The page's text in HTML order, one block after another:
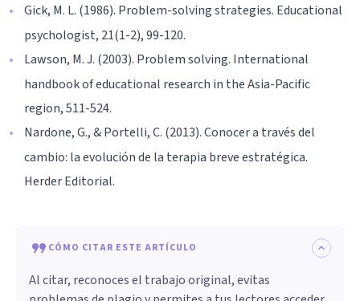
Gick, M. L. (1986). Problem-solving strategies. Educational
psychologist, 21(1-2), 99-120.
Lawson, M. J. (2003). Problem solving. International
handbook of educational research in the Asia-Pacific
region, 511-524.
Nardone, G., & Portelli, C. (2013). Conocer a través del
cambio: la evolución de la terapia breve estratégica.
Herder Editorial.
CÓMO CITAR ESTE ARTÍCULO
Al citar, reconoces el trabajo original, evitas